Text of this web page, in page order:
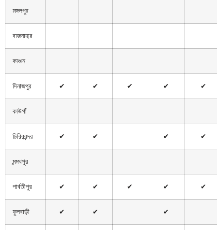
মঙ্গলপুর
বাজনাহার
কাঞ্চন
দিনাজপুর ✔ ✔ ✔ ✔ ✔
কাউগাঁ
চিরিরবন্দর ✔ ✔ ✔ ✔
মন্মথপুর
পার্বতীপুর ✔ ✔ ✔ ✔ ✔
ফুলবাড়ী ✔ ✔ ✔